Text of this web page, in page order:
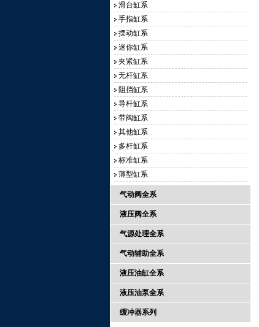
滑台缸系
手指缸系
摆动缸系
迷你缸系
夹紧缸系
无杆缸系
阻挡缸系
导杆缸系
带阀缸系
其他缸系
多杆缸系
标准缸系
薄型缸系
气动阀全系
液压阀全系
气源处理全系
气动辅助全系
液压油缸全系
液压油泵全系
缓冲器系列